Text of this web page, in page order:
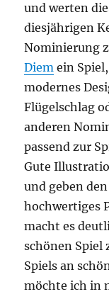
und werten
diesjährigen
Nominierung
Diem ein
modernes
Flügelschlag
anderen
passend zur
Gute
und geben
hochwertiges
macht es
schönen Spiel
Spiels an
möchte ich in